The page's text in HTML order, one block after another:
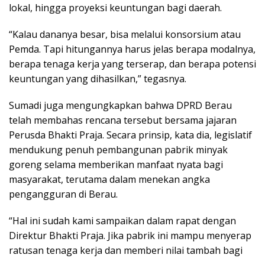
lokal, hingga proyeksi keuntungan bagi daerah.
“Kalau dananya besar, bisa melalui konsorsium atau
Pemda. Tapi hitungannya harus jelas berapa modalnya,
berapa tenaga kerja yang terserap, dan berapa potensi
keuntungan yang dihasilkan,” tegasnya.
Sumadi juga mengungkapkan bahwa DPRD Berau
telah membahas rencana tersebut bersama jajaran
Perusda Bhakti Praja. Secara prinsip, kata dia, legislatif
mendukung penuh pembangunan pabrik minyak
goreng selama memberikan manfaat nyata bagi
masyarakat, terutama dalam menekan angka
pengangguran di Berau.
“Hal ini sudah kami sampaikan dalam rapat dengan
Direktur Bhakti Praja. Jika pabrik ini mampu menyerap
ratusan tenaga kerja dan memberi nilai tambah bagi